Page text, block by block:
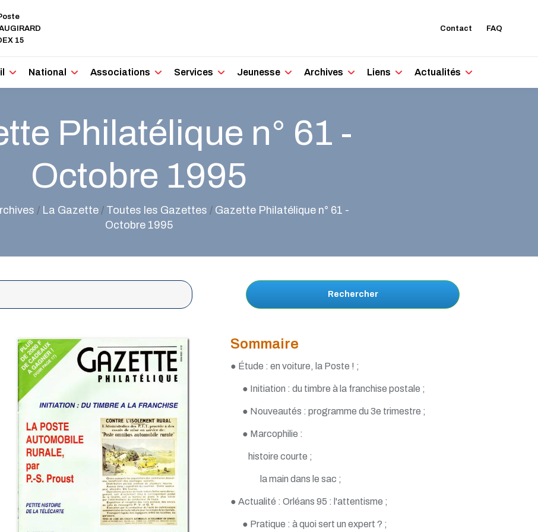
15
Contact FAQ
National Associations Services Jeunesse Archives Liens Actualités
Philatélique n° 61 -
Octobre 1995
/ La Gazette / Toutes les Gazettes / Gazette Philatélique n° 61 -
Octobre 1995
Rechercher
Sommaire
● Étude : en voiture, la Poste ! ;
● Initiation : du timbre à la franchise postale ;
● Nouveautés : programme du 3e trimestre ;
● Marcophilie :
histoire courte ;
la main dans le sac ;
● Actualité : Orléans 95 : l'attentisme ;
● Pratique : à quoi sert un expert ? ;